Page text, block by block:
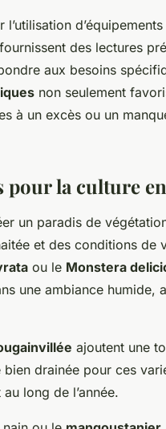
des lectures
aux besoins
non seulement
à un excès ou un
pour la culture
un paradis de
et des conditions de
ou le Monstera
une ambiance humide,
ajoutent une
drainée pour ces
long de l’année.